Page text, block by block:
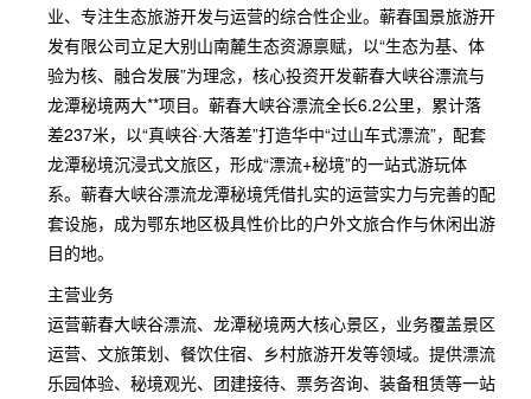
业、专注生态旅游开发与运营的综合性企业。蕲春国景旅游开
发有限公司立足大别山南麓生态资源禀赋，以“生态为基、体
验为核、融合发展”为理念，核心投资开发蕲春大峡谷漂流与
龙潭秘境两大**项目。蕲春大峡谷漂流全长6.2公里，累计落
差237米，以“真峡谷·大落差”打造华中“过山车式漂流”，配套
龙潭秘境沉浸式文旅区，形成“漂流+秘境”的一站式游玩体
系。蕲春大峡谷漂流龙潭秘境凭借扎实的运营实力与完善的配
套设施，成为鄂东地区极具性价比的户外文旅合作与休闲出游
目的地。
主营业务
运营蕲春大峡谷漂流、龙潭秘境两大核心景区，业务覆盖景区
运营、文旅策划、餐饮住宿、乡村旅游开发等领域。提供漂流
乐园体验、秘境观光、团建接待、票务咨询、装备租赁等一站